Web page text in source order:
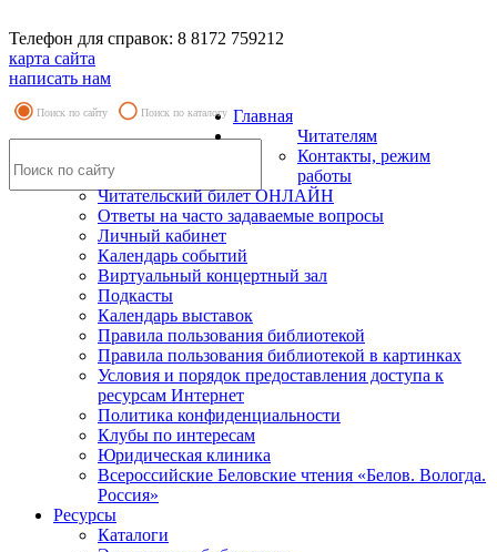
Телефон для справок: 8 8172 759212
карта сайта
написать нам
Поиск по сайту Поиск по каталогу Главная
Читателям
Контакты, режим
работы
Читательский билет ОНЛАЙН
Ответы на часто задаваемые вопросы
Личный кабинет
Календарь событий
Виртуальный концертный зал
Подкасты
Календарь выставок
Правила пользования библиотекой
Правила пользования библиотекой в картинках
Условия и порядок предоставления доступа к
ресурсам Интернет
Политика конфиденциальности
Клубы по интересам
Юридическая клиника
Всероссийские Беловские чтения «Белов. Вологда.
Россия»
Ресурсы
Каталоги